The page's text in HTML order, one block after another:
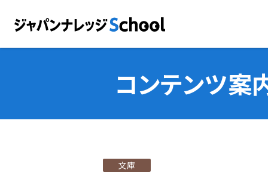
コンテンツ案
文庫